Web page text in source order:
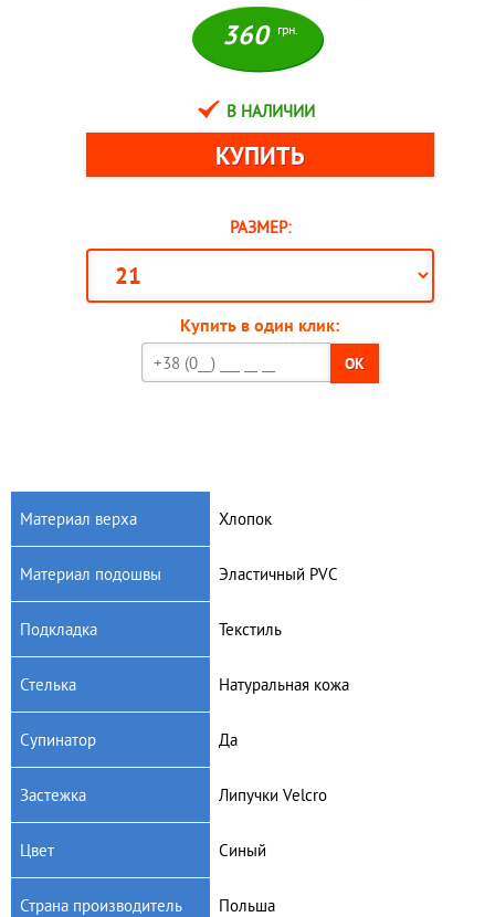
360 грн.
В НАЛИЧИИ
РАЗМЕР:
Купить в один клик:
OK
Материал верха Хлопок
Материал подошвы Эластичный PVC
Подкладка Текстиль
Стелька Натуральная кожа
Супинатор Да
Застежка Липучки Velcrо
Цвет Синый
Страна производитель Польша